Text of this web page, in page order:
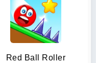
Red Ball Roller